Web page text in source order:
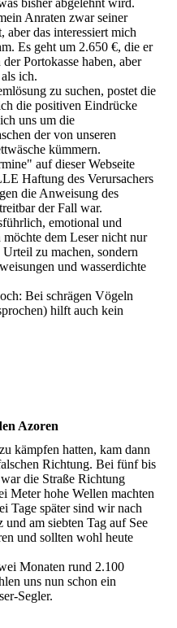
bisher abgelehnt wird.
Anraten zwar seiner
das interessiert mich
Es geht um 2.650 €, die er
Portokasse haben, aber
ich.
zu suchen, postet die
die positiven Eindrücke
uns um die
der von unseren
kümmern.
auf dieser Webseite
Haftung des Verursachers
die Anweisung des
der Fall war.
emotional und
dem Leser nicht nur
zu machen, sondern
und wasserdichte
Bei schrägen Vögeln
hilft auch kein
Azoren
kämpfen hatten, kam dann
Richtung. Bei fünf bis
die Straße Richtung
Meter hohe Wellen machten
Tage später sind wir nach
am siebten Tag auf See
und sollten wohl heute
Monaten rund 2.100
uns nun schon ein
Segler.